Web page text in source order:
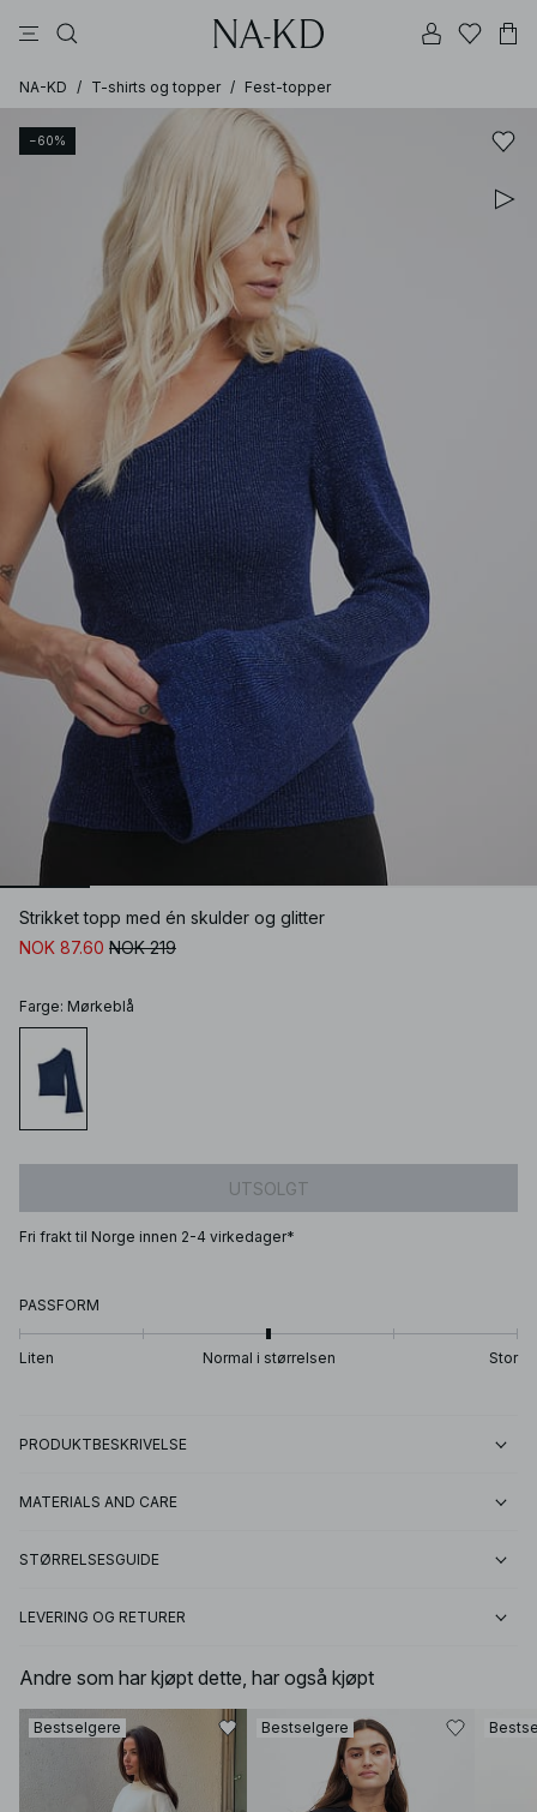
NA-KD / T-shirts og topper / Fest-topper
−60%
Strikket topp med én skulder og glitter
NOK 87.60 NOK 219
Farge: Mørkeblå
UTSOLGT
Fri frakt til Norge innen 2-4 virkedager*
PASSFORM
Liten Normal i størrelsen Stor
PRODUKTBESKRIVELSE
MATERIALS AND CARE
STØRRELSESGUIDE
LEVERING OG RETURER
Andre som har kjøpt dette, har også kjøpt
Bestselgere Bestselgere